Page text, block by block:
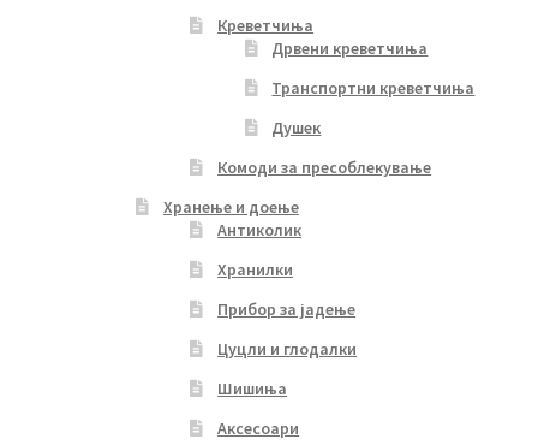
Креветчиња
Дрвени креветчиња
Транспортни креветчиња
Душек
Комоди за пресоблекување
Хранење и доење
Антиколик
Хранилки
Прибор за јадење
Цуцли и глодалки
Шишиња
Аксесоари